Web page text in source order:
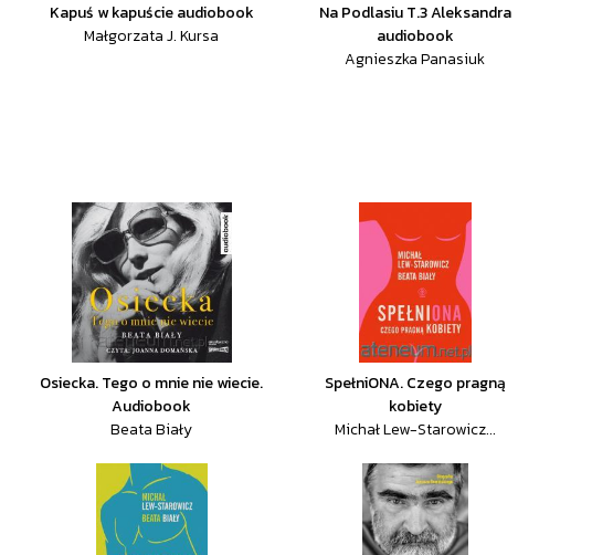
Kapuś w kapuście audiobook
Małgorzata J. Kursa
Na Podlasiu T.3 Aleksandra
audiobook
Agnieszka Panasiuk
Osiecka. Tego o mnie nie wiecie.
Audiobook
Beata Biały
SpełniONA. Czego pragną
kobiety
Michał Lew-Starowicz...